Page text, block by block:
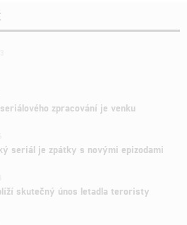
zpracování je venku
seriál je zpátky s novými epizodami
skutečný únos letadla teroristy